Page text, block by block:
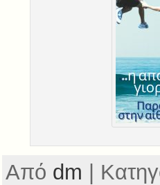
Από dm |